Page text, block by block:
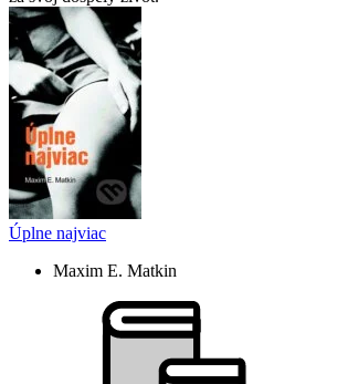
Úplne najviac
Maxim E. Matkin